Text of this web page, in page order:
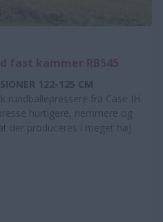
122-125 CM
rundballepressere fra Case IH
hurtigere, nemmere og
der produceres i meget høj